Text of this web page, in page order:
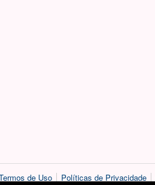
de Uso Políticas de Privacidade